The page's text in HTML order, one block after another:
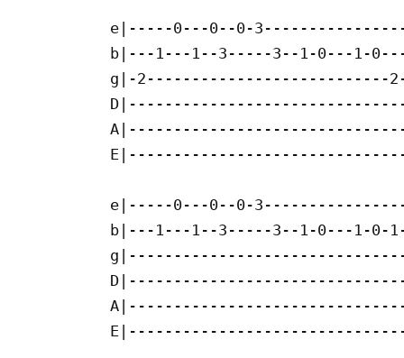
e|-----0---0--0-
b|---1---1--3-----3--1-0---1-
g|-2---------------------------2-
e|-----0---0--0-
b|---1---1--3-----3--1-0---1-0-